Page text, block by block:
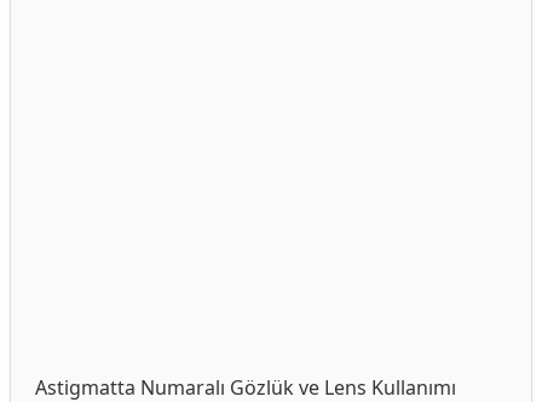
Astigmatta Numaralı Gözlük ve Lens Kullanımı